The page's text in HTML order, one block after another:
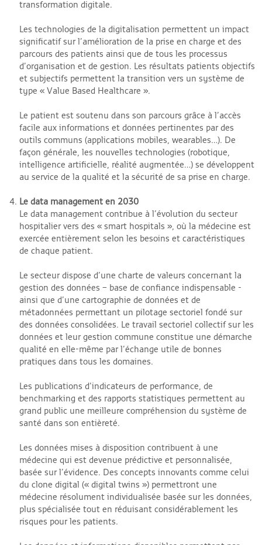
transformation digitale.
Les technologies de la digitalisation permettent un impact
significatif sur l’amélioration de la prise en charge et des
parcours des patients ainsi que de tous les processus
d’organisation et de gestion. Les résultats patients objectifs
et subjectifs permettent la transition vers un système de
type « Value Based Healthcare ».
Le patient est soutenu dans son parcours grâce à l’accès
facile aux informations et données pertinentes par des
outils communs (applications mobiles, wearables…). De
façon générale, les nouvelles technologies (robotique,
intelligence artificielle, réalité augmentée…) se développent
au service de la qualité et la sécurité de sa prise en charge.
Le data management en 2030
Le data management contribue à l’évolution du secteur
hospitalier vers des « smart hospitals », où la médecine est
exercée entièrement selon les besoins et caractéristiques
de chaque patient.
Le secteur dispose d’une charte de valeurs concernant la
gestion des données – base de confiance indispensable -
ainsi que d’une cartographie de données et de
métadonnées permettant un pilotage sectoriel fondé sur
des données consolidées. Le travail sectoriel collectif sur les
données et leur gestion commune constitue une démarche
qualité en elle-même par l’échange utile de bonnes
pratiques dans tous les domaines.
Les publications d’indicateurs de performance, de
benchmarking et des rapports statistiques permettent au
grand public une meilleure compréhension du système de
santé dans son entièreté.
Les données mises à disposition contribuent à une
médecine qui est devenue prédictive et personnalisée,
basée sur l’évidence. Des concepts innovants comme celui
du clone digital (« digital twins ») permettront une
médecine résolument individualisée basée sur les données,
plus spécialisée tout en réduisant considérablement les
risques pour les patients.